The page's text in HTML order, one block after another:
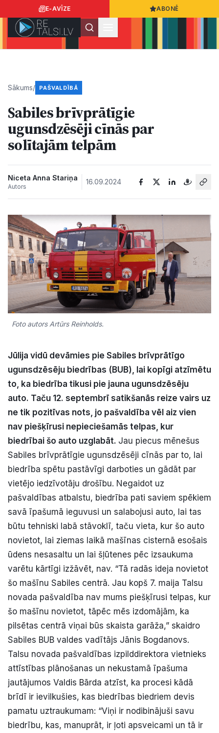
E-AVĪZE ABONĒ
Ziņas
Sabiedrība
Dzīvesstils
Kultūra
Bizness
Video
Vieta
Sludinājumi
Pasākumi
Reklāma
Politiskā reklāma
Par mums
Kontakti
Ziņo redakcijai
Facebook Instagram YouTube
E-avīze Abonē
Sākums/ PAŠVALDĪBĀ
Sabiles brīvprātīgie
ugunsdzēsēji cīnās par
solītajām telpām
Niceta Anna Stariņa
Autors
16.09.2024
Foto autors Artūrs Reinholds.
Jūlija vidū devāmies pie Sabiles brīvprātīgo
ugunsdzēsēju biedrības (BUB), lai kopīgi atzīmētu
to, ka biedrība tikusi pie jauna ugunsdzēsēju
auto. Taču 12. septembrī satikšanās reize vairs uz
ne tik pozitīvas nots, jo pašvaldība vēl aiz vien
nav piešķīrusi nepieciešamās telpas, kur
biedrībai šo auto uzglabāt. Jau piecus mēnešus
Sabiles brīvprātīgie ugunsdzēsēji cīnās par to, lai
biedrība spētu pastāvīgi darboties un gādāt par
vietējo iedzīvotāju drošību. Negaidot uz
pašvaldības atbalstu, biedrība pati saviem spēkiem
savā īpašumā ieguvusi un salabojusi auto, lai tas
būtu tehniski labā stāvoklī, taču vieta, kur šo auto
novietot, lai ziemas laikā mašīnas cisternā esošais
ūdens nesasaltu un lai šļūtenes pēc izsaukuma
varētu kārtīgi izžāvēt, nav. “Tā radās ideja novietot
šo mašīnu Sabiles centrā. Jau kopš 7. maija Talsu
novada pašvaldība nav mums piešķīrusi telpas, kur
šo mašīnu novietot, tāpēc mēs izdomājām, ka
pilsētas centrā viņai būs skaista garāža,” skaidro
Sabiles BUB valdes vadītājs Jānis Bogdanovs.
Talsu novada pašvaldības izpilddirektora vietnieks
attīstības plānošanas un nekustamā īpašuma
jautājumos Valdis Bārda atzīst, ka procesi kādā
brīdī ir ievilkušies, kas biedrības biedriem devis
pamatu uztraukumam: “Viņi ir nodibinājuši savu
biedrību, kas, manuprāt, ir ļoti apsveicami un tā ir